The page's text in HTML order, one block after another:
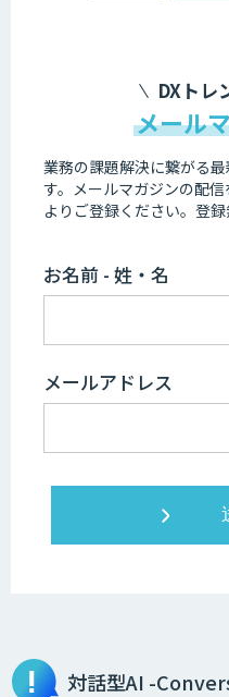
DXトレ
メール
業務の課題解決に繋がる
す。 メールマガジンの配
よりご登録ください。登録
お名前 - 姓・名
メールアドレス
対話型AI -